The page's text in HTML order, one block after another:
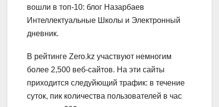
вошли в топ-10: блог Назарбаев
Интеллектуальные Школы и Электронный
дневник.
В рейтинге Zero.kz участвуют немногим
более 2,500 веб-сайтов. На эти сайты
приходится следуйющий трафик: в течение
суток, пик количества пользователей в час